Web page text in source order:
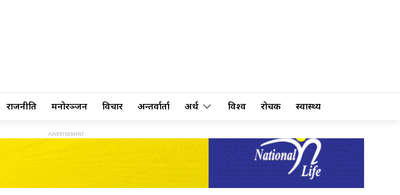
राजनीति मनोरञ्जन विचार अन्तर्वार्ता अर्थ विश्व रोचक स्वास्थ्य